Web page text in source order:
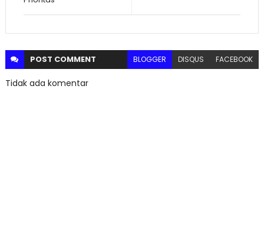
POST COMMENT BLOGGER DISQUS FACEBOOK
Tidak ada komentar